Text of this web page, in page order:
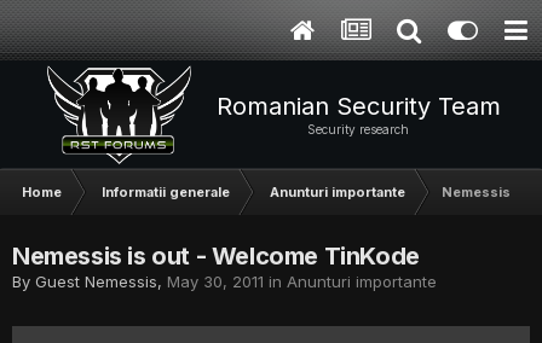
Romanian Security Team
Security research
Home Informatii generale Anunturi importante Nemessis is
Nemessis is out - Welcome TinKode
By Guest Nemessis, May 30, 2011 in Anunturi importante